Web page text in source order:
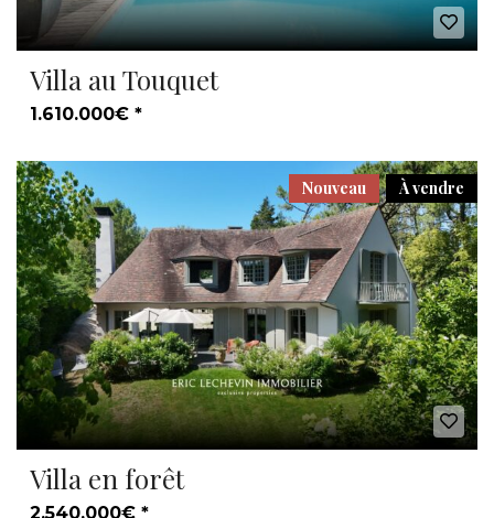
Villa au Touquet
1.610.000€ *
À vendre
Nouveau
Villa en forêt
2.540.000€ *